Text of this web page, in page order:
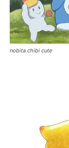
nobita chibi cute